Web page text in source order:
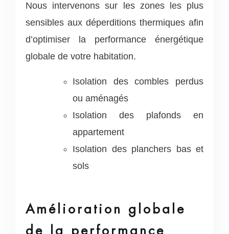
Nous intervenons sur les zones les plus
sensibles aux déperditions thermiques afin
d’optimiser la performance énergétique
globale de votre habitation.
Isolation des combles perdus
ou aménagés
Isolation des plafonds en
appartement
Isolation des planchers bas et
sols
Amélioration globale
de la performance